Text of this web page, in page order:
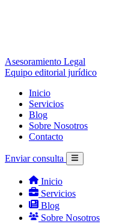
Asesoramiento Legal
Equipo editorial jurídico
Inicio
Servicios
Blog
Sobre Nosotros
Contacto
Enviar consulta
Inicio
Servicios
Blog
Sobre Nosotros